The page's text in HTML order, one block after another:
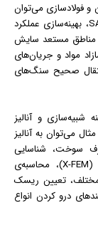
فولادسازی می‌توان
به مواردی همچون شناسایی پروفیل سایش در SAG Mill، بهینه‌سازی عملکرد
مناطق مستعد سایش
مواد و جریان‌های
صحیح سنگ‌های
شبیه‌سازی و آنالیز
می‌توان به آنالیز
سوخت، شناسایی
محل‌های سایشی، شبیه‌سازی المان محدود گسترده (X-FEM)، محاسبه‌ی
مختلف، تعیین ریسک
درو کردن انواع